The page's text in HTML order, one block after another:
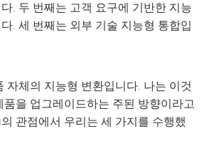
. 두 번째는 고객 요구에 기반한 지능
. 세 번째는 외부 기술 지능형 통합입
자체의 지능형 변환입니다. 나는 이것
품을 업그레이드하는 주된 방향이라고
관점에서 우리는 세 가지를 수행했